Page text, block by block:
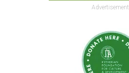
Advertisement